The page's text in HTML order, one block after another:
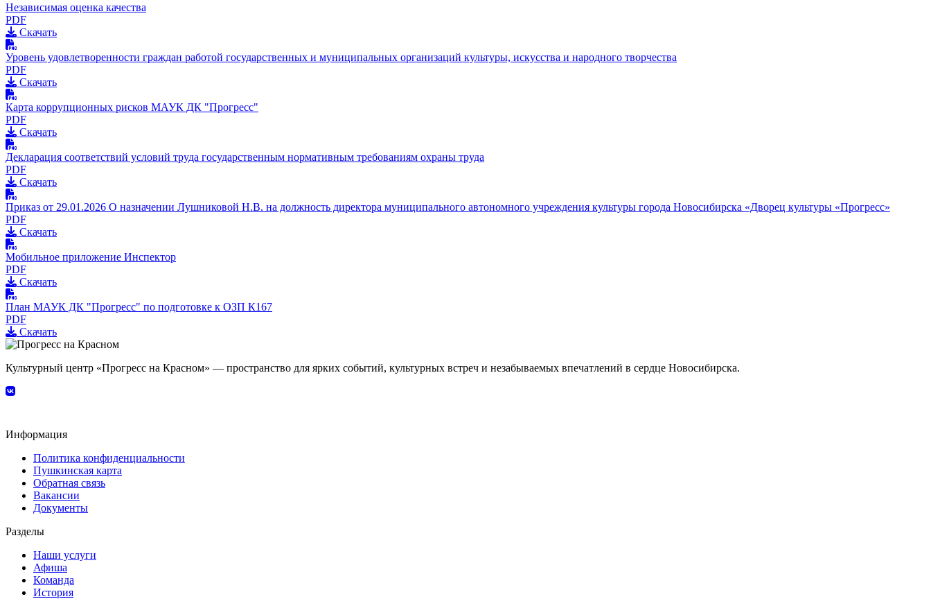
Независимая оценка качества
PDF
Скачать
Уровень удовлетворенности граждан работой государственных и муниципальных организаций культуры, искусства и народного творчества
PDF
Скачать
Карта коррупционных рисков МАУК ДК "Прогресс"
PDF
Скачать
Декларация соответствий условий труда государственным нормативным требованиям охраны труда
PDF
Скачать
Приказ от 29.01.2026 О назначении Лушниковой Н.В. на должность директора муниципального автономного учреждения культуры города Новосибирска «Дворец культуры «Прогресс»
PDF
Скачать
Мобильное приложение Инспектор
PDF
Скачать
План МАУК ДК "Прогресс" по подготовке к ОЗП К167
PDF
Скачать
Культурный центр «Прогресс на Красном» — пространство для ярких событий, культурных встреч и незабываемых впечатлений в сердце Новосибирска.
Информация
Политика конфиденциальности
Пушкинская карта
Обратная связь
Вакансии
Документы
Разделы
Наши услуги
Афиша
Команда
История